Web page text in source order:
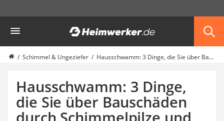
Haus & Bau
Außenleuchte mit Kamera
Ozongenerator
Smart-Home-Rauchmelder
Schlüsseltresor
Überwachungskameras außen
Regendusche
Schimmel & Ungeziefer Hausschwamm: 3 Dinge, die Sie über Bauschäden durch Schimmelpilze und Schwammpilze wissen sollten
Hausschwamm: 3 Dinge,
die Sie über Bauschäden